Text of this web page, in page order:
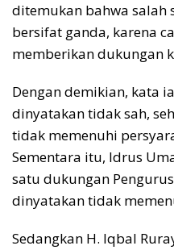
ditemukan bahwa salah
bersifat ganda, karena
memberikan dukungan
Dengan demikian, kata
dinyatakan tidak sah,
tidak memenuhi
Sementara itu, Idrus
satu dukungan
dinyatakan tidak
Sedangkan H. Iqbal